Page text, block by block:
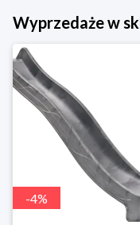
Wyprzedaże w
-4%